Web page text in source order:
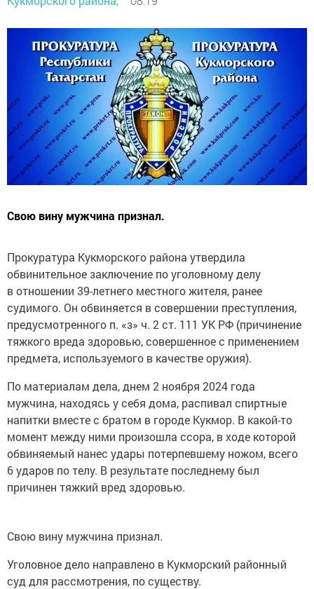
Свою вину мужчина признал.
Прокуратура Кукморского района утвердила
обвинительное заключение по уголовному делу
в отношении 39-летнего местного жителя, ранее
судимого. Он обвиняется в совершении преступления,
предусмотренного п. «з» ч. 2 ст. 111 УК РФ (причинение
тяжкого вреда здоровью, совершенное с применением
предмета, используемого в качестве оружия).
По материалам дела, днем 2 ноября 2024 года
мужчина, находясь у себя дома, распивал спиртные
напитки вместе с братом в городе Кукмор. В какой-то
момент между ними произошла ссора, в ходе которой
обвиняемый нанес удары потерпевшему ножом, всего
6 ударов по телу. В результате последнему был
причинен тяжкий вред здоровью.
Свою вину мужчина признал.
Уголовное дело направлено в Кукморский районный
суд для рассмотрения, по существу.